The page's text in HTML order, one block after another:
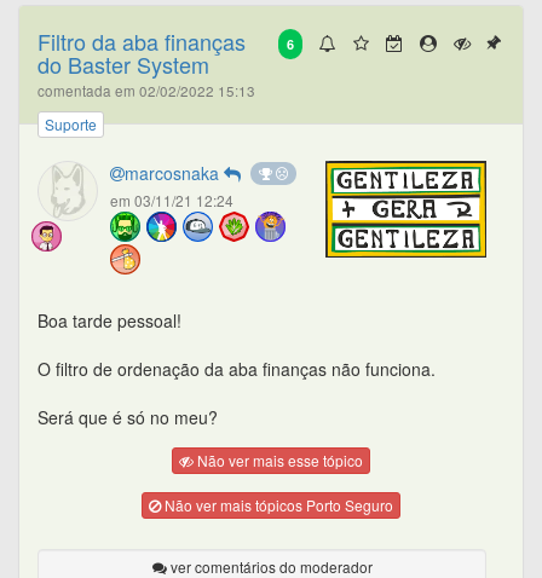
6
Filtro da aba finanças
do Baster System
comentada em 02/02/2022 15:13
Suporte
marcosnaka
em 03/11/21 12:24
Boa tarde pessoal!
O filtro de ordenação da aba finanças não funciona.
Será que é só no meu?
Não ver mais esse tópico
Não ver mais tópicos Porto Seguro
ver comentários do moderador